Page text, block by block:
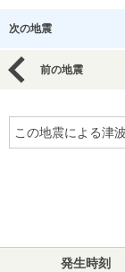
次の地震
前の地震
この地震による津
発生時刻